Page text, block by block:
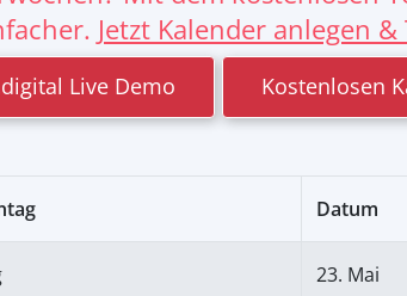
Jetzt Kalender anlegen
Live Demo Kostenlosen
Datum
23. Mai